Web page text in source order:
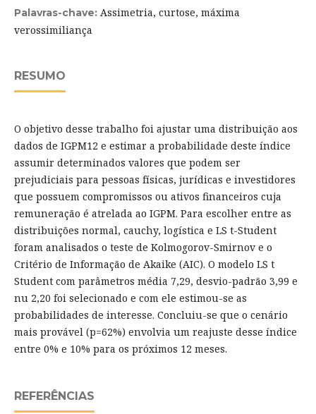
Palavras-chave: Assimetria, curtose, máxima
verossimiliança
RESUMO
O objetivo desse trabalho foi ajustar uma distribuição aos
dados de IGPM12 e estimar a probabilidade deste índice
assumir determinados valores que podem ser
prejudiciais para pessoas físicas, jurídicas e investidores
que possuem compromissos ou ativos financeiros cuja
remuneração é atrelada ao IGPM. Para escolher entre as
distribuições normal, cauchy, logística e LS t-Student
foram analisados o teste de Kolmogorov-Smirnov e o
Critério de Informação de Akaike (AIC). O modelo LS t
Student com parâmetros média 7,29, desvio-padrão 3,99 e
nu 2,20 foi selecionado e com ele estimou-se as
probabilidades de interesse. Concluiu-se que o cenário
mais provável (p=62%) envolvia um reajuste desse índice
entre 0% e 10% para os próximos 12 meses.
REFERÊNCIAS